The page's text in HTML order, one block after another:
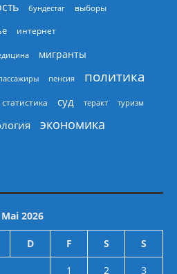
бундестаг выборы
интернет
мигранты
пенсия политика
статистика суд теракт туризм
экономика
Mai 2026
D F S S
1 2 3